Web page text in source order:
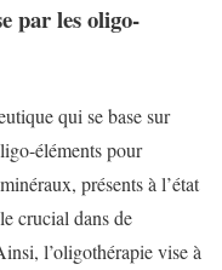
par les oligo-
qui se base sur
éléments pour
présents à l’état
crucial dans de
l’oligothérapie vise à